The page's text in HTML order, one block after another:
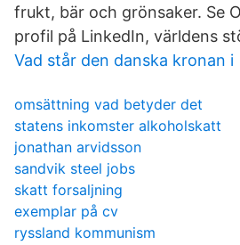
frukt, bär och grönsaker. Se
profil på LinkedIn, världens
Vad står den danska kronan i
omsättning vad betyder det
statens inkomster alkoholskatt
jonathan arvidsson
sandvik steel jobs
skatt forsaljning
exemplar på cv
ryssland kommunism